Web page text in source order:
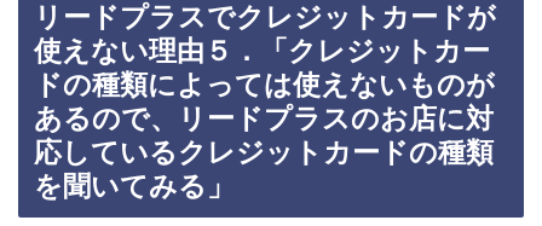
リードプラスでクレジットカードが
使えない理由５．「クレジットカー
ドの種類によっては使えないものが
あるので、リードプラスのお店に対
応しているクレジットカードの種類
を聞いてみる」